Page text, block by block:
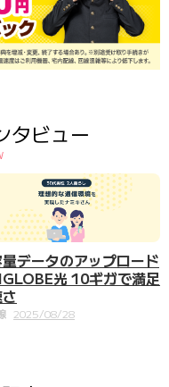
タビュー
データのアップロード
光 10ギガで満足
2025/08/28